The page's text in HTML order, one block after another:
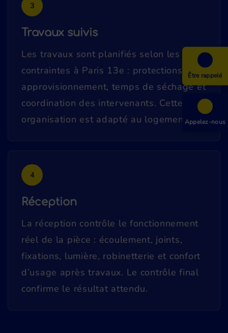
3
Travaux suivis
Les travaux sont planifiés selon les
contraintes à Paris 13e : protections,
approvisionnement, temps de séchage et
coordination des intervenants. Cette
organisation est adapté au logement.
4
Réception
La réception contrôle le fonctionnement
réel de la pièce : écoulement, joints,
fixations, lumière, robinetterie et confort
d’usage après travaux. Le contrôle final
confirme le résultat attendu.
Être rappelé
Appelez-nous